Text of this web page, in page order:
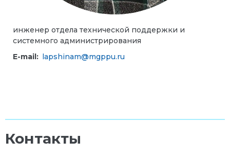
инженер отдела технической поддержки и
системного администрирования
E-mail: lapshinam@mgppu.ru
Контакты